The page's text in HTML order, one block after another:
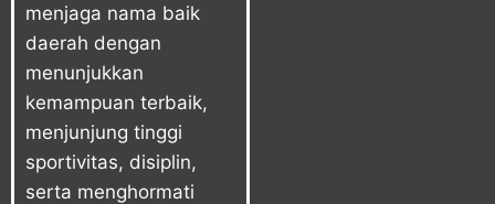
menjaga nama baik
daerah dengan
menunjukkan
kemampuan terbaik,
menjunjung tinggi
sportivitas, disiplin,
serta menghormati